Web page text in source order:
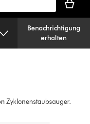
ist
leer
Benachrichtigung
erhalten
Zyklonenstaubsauger.